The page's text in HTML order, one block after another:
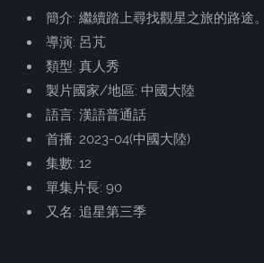
簡介: 繼續踏上尋找觀星之旅的路途。
導演: 呂芃
類型: 真人秀
製片國家/地區: 中國大陸
語言: 漢語普通話
首播: 2023-04(中國大陸)
集數: 12
單集片長: 90
又名: 追星第三季